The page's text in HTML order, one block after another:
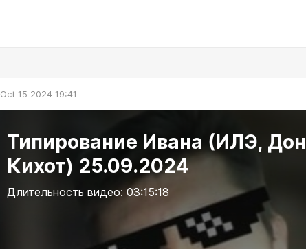
Oct 15 2024 19:41
Типирование Ивана (ИЛЭ, Дон
Кихот) 25.09.2024
Длительность видео: 03:15:18